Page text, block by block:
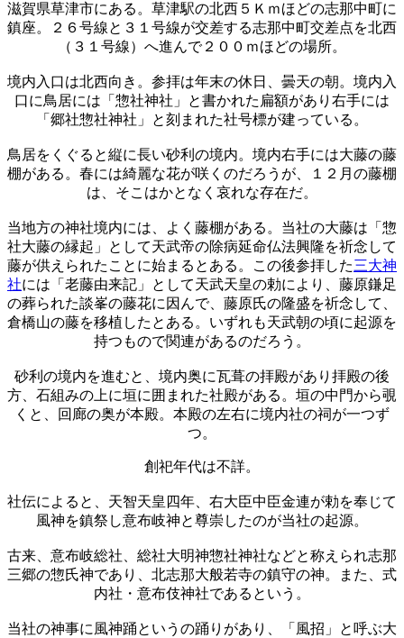
滋賀県草津市にある。草津駅の北西５Ｋｍほどの志那中町に
鎮座。２６号線と３１号線が交差する志那中町交差点を北西
（３１号線）へ進んで２００ｍほどの場所。
境内入口は北西向き。参拝は年末の休日、曇天の朝。境内入
口に鳥居には「惣社神社」と書かれた扁額があり右手には
「郷社惣社神社」と刻まれた社号標が建っている。
鳥居をくぐると縦に長い砂利の境内。境内右手には大藤の藤
棚がある。春には綺麗な花が咲くのだろうが、１２月の藤棚
は、そこはかとなく哀れな存在だ。
当地方の神社境内には、よく藤棚がある。当社の大藤は「惣
社大藤の縁起」として天武帝の除病延命仏法興隆を祈念して
藤が供えられたことに始まるとある。この後参拝した三大神
社には「老藤由来記」として天武天皇の勅により、藤原鎌足
の葬られた談峯の藤花に因んで、藤原氏の隆盛を祈念して、
倉橋山の藤を移植したとある。いずれも天武朝の頃に起源を
持つもので関連があるのだろう。
砂利の境内を進むと、境内奥に瓦葺の拝殿があり拝殿の後
方、石組みの上に垣に囲まれた社殿がある。垣の中門から覗
くと、回廊の奥が本殿。本殿の左右に境内社の祠が一つず
つ。
創祀年代は不詳。
社伝によると、天智天皇四年、右大臣中臣金連が勅を奉じて
風神を鎮祭し意布岐神と尊崇したのが当社の起源。
古来、意布岐総社、総社大明神惣社神社などと称えられ志那
三郷の惣氏神であり、北志那大般若寺の鎮守の神。また、式
内社・意布伎神社であるという。
当社の神事に風神踊というの踊りがあり、「風招」と呼ぶ大